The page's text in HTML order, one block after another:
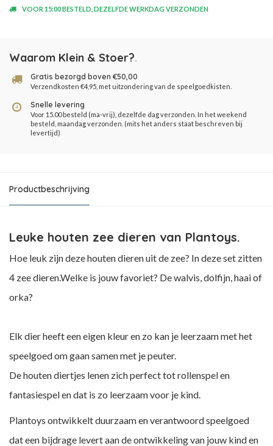
VOOR 15:00 BESTELD, DEZELFDE WERKDAG VERZONDEN
Waarom Klein & Stoer?.
Gratis bezorgd boven €50,00
Verzendkosten €4,95, met uitzondering van de speelgoedkisten.
Snelle levering
Voor 15.00 besteld (ma-vrij), dezelfde dag verzonden. In het weekend
besteld, maandag verzonden. (mits het anders staat beschreven bij
levertijd)
Productbeschrijving
Leuke houten zee dieren van Plantoys.
Hoe leuk zijn deze houten dieren uit de zee? In deze set zitten
4 zee dieren.Welke is jouw favoriet? De walvis, dolfijn, haai of
orka?
Elk dier heeft een eigen kleur en zo kan je leerzaam met het
speelgoed om gaan samen met je peuter.
De houten diertjes lenen zich perfect tot rollenspel en
fantasiespel en dat is zo leerzaam voor je kind.
Plantoys ontwikkelt duurzaam en verantwoord speelgoed
dat een bijdrage levert aan de ontwikkeling van jouw kind en